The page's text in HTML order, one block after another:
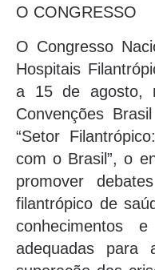
O CONGRESSO
O Congresso
Hospitais
a 15 de agosto,
Convenções
“Setor
com o Brasil”, o
promover
filantrópico de
conhecimentos
adequadas